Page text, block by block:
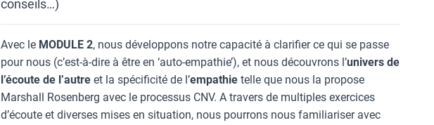
conseils…)
Avec le MODULE 2, nous développons notre capacité à clarifier ce qui se passe
pour nous (c’est-à-dire à être en ‘auto-empathie’), et nous découvrons l’univers de
l’écoute de l’autre et la spécificité de l’empathie telle que nous la propose
Marshall Rosenberg avec le processus CNV. A travers de multiples exercices
d’écoute et diverses mises en situation, nous pourrons nous familiariser avec